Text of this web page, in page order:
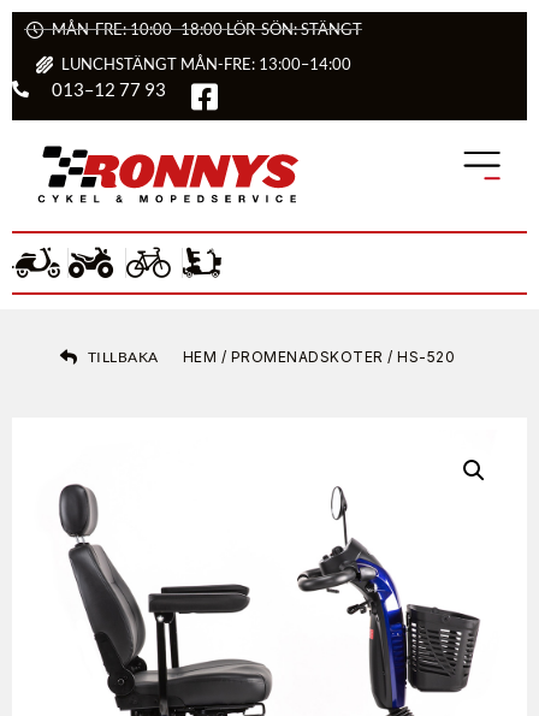
MÅN-FRE: 10:00–18:00 LÖR-SÖN: STÄNGT
LUNCHSTÄNGT MÅN-FRE: 13:00–14:00
013–12 77 93
TILLBAKA HEM / PROMENADSKOTER / HS-520